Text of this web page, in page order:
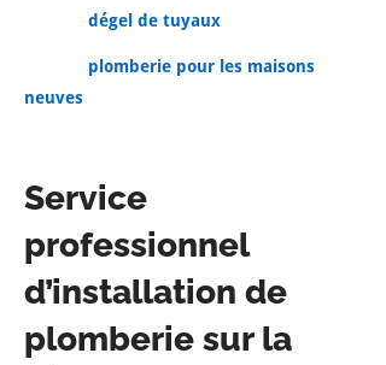
dégel de tuyaux
plomberie pour les maisons
neuves
Service
professionnel
d’installation de
plomberie sur la